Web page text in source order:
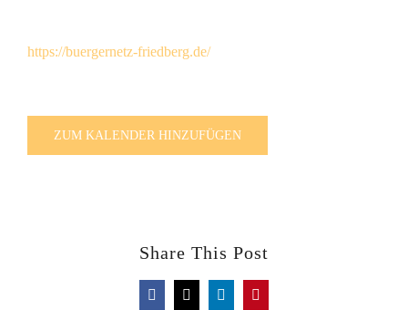
https://buergernetz-friedberg.de/
ZUM KALENDER HINZUFÜGEN
Share This Post
Facebook
X LinkedInPinterest